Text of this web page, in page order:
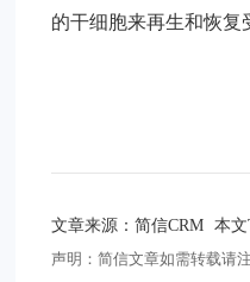
的干细胞来再生和恢复
文章来源：简信CRM 本文
声明：简信文章如需转载请